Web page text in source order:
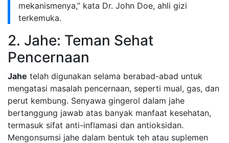
mekanismenya,” kata Dr. John Doe, ahli gizi
terkemuka.
2. Jahe: Teman Sehat
Pencernaan
Jahe telah digunakan selama berabad-abad untuk
mengatasi masalah pencernaan, seperti mual, gas, dan
perut kembung. Senyawa gingerol dalam jahe
bertanggung jawab atas banyak manfaat kesehatan,
termasuk sifat anti-inflamasi dan antioksidan.
Mengonsumsi jahe dalam bentuk teh atau suplemen